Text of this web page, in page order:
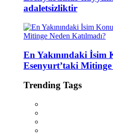
adaletsizliktir
En Yakınındaki İsim
Esenyurt’taki Mitinge
Trending Tags